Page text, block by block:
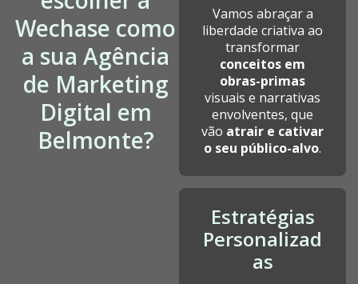
Wechase como
a sua Agência
de Marketing
Digital em
Belmonte?
Vamos abraçar a
liberdade criativa ao
transformar
conceitos em
obras-primas
visuais e narrativas
envolventes, que
vão atrair e cativar
o seu público-alvo.
Estratégias
Personalizad
as